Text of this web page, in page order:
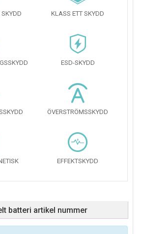
KLASS ETT SKYDD
ESD-SKYDD
ÖVERSTRÖMSSKYDD
EFFEKTSKYDD
batteri artikel nummer